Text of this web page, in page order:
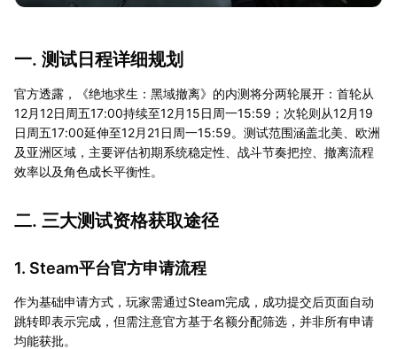
一. 测试日程详细规划
官方透露，《绝地求生：黑域撤离》的内测将分两轮展开：首轮从
12月12日周五17:00持续至12月15日周一15:59；次轮则从12月19
日周五17:00延伸至12月21日周一15:59。测试范围涵盖北美、欧洲
及亚洲区域，主要评估初期系统稳定性、战斗节奏把控、撤离流程
效率以及角色成长平衡性。
二. 三大测试资格获取途径
1. Steam平台官方申请流程
作为基础申请方式，玩家需通过Steam完成，成功提交后页面自动
跳转即表示完成，但需注意官方基于名额分配筛选，并非所有申请
均能获批。